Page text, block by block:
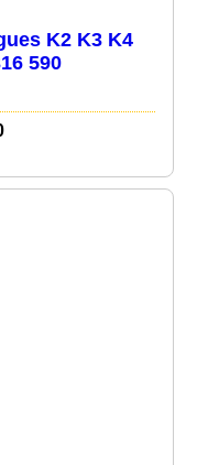
K2 K3 K4
590